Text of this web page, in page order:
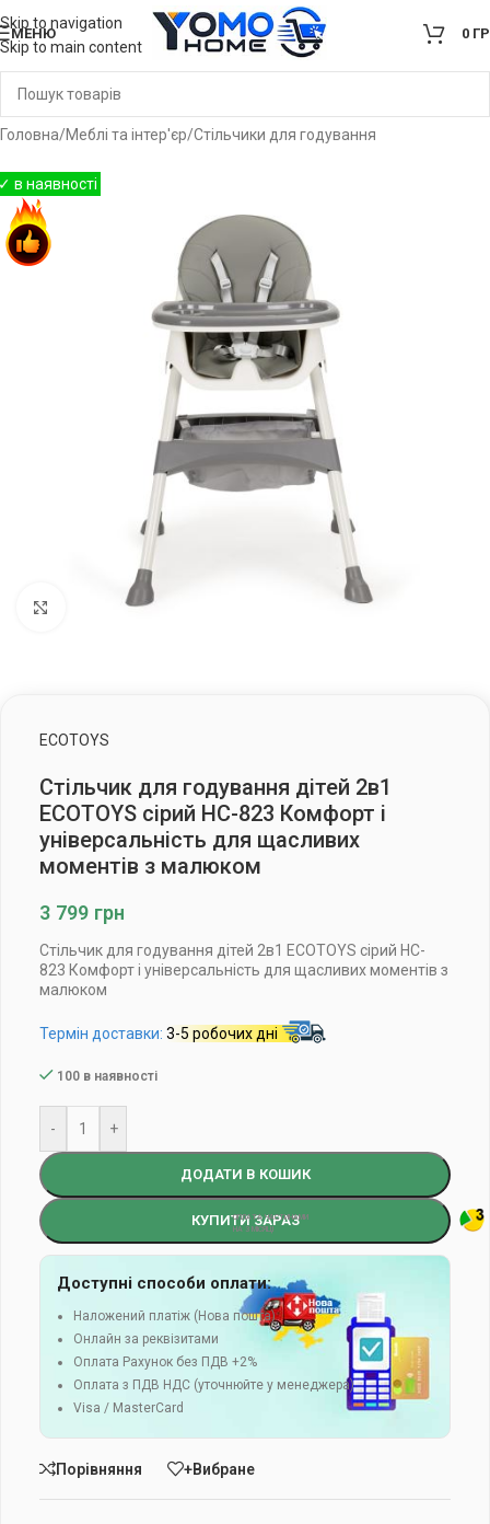
Skip to navigation
Skip to main content
МЕНЮ 0
Головна/Меблі та інтер'єр/Стільчики для годування
Клацніть, щоб збільшити
ECOTOYS
Стільчик для годування дітей 2в1
ECOTOYS сірий HC-823 Комфорт і
універсальність для щасливих
моментів з малюком
3 799 грн
Стільчик для годування дітей 2в1 ECOTOYS сірий HC-
823 Комфорт і універсальність для щасливих моментів з
малюком
Термін доставки: 3-5 робочих дні
100 в наявності
- +
ДОДАТИ В КОШИК
КУПИТИ ЗАРАЗ
Доступні способи оплати:
Наложений платіж (Нова пошта)
Онлайн за реквізитами
Оплата Рахунок без ПДВ +2%
Оплата з ПДВ НДС (уточнюйте у менеджера)
Visa / MasterCard
Порівняння +Вибране